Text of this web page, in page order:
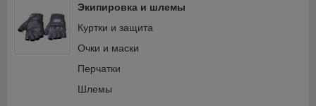
спидометр)
Экипировка и шлемы
Куртки и защита
Очки и маски
Перчатки
Шлемы